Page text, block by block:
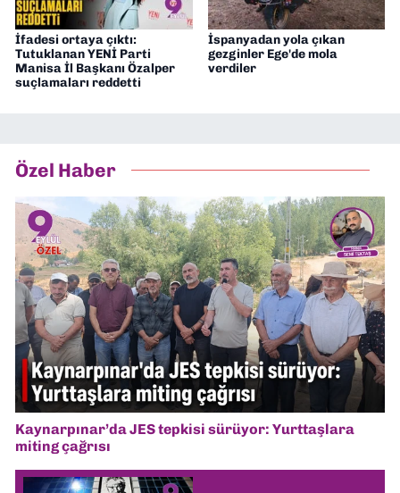
İfadesi ortaya çıktı:
Tutuklanan YENİ Parti
Manisa İl Başkanı Özalper
suçlamaları reddetti
İspanyadan yola çıkan
gezginler Ege'de mola
verdiler
Özel Haber
Kaynarpınar’da JES tepkisi sürüyor: Yurttaşlara
miting çağrısı